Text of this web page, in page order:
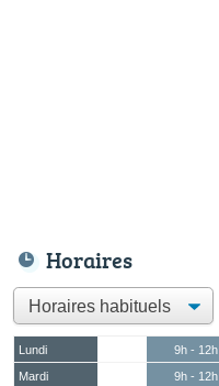
Horaires
Lundi 9h - 12h
Mardi
9h - 12h